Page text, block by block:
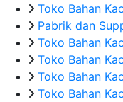
Toko Bahan
Pabrik dan
Toko Bahan
Toko Bahan
Toko Bahan
Toko Bahan